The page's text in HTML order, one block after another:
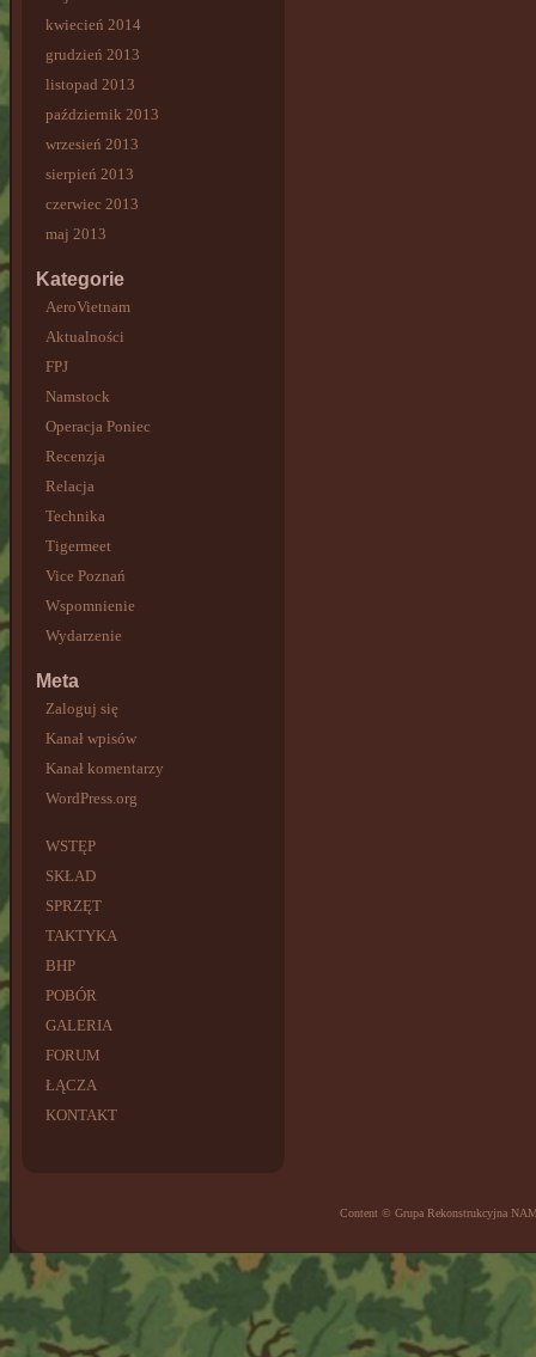
kwiecień 2014
grudzień 2013
listopad 2013
październik 2013
wrzesień 2013
sierpień 2013
czerwiec 2013
maj 2013
Kategorie
AeroVietnam
Aktualności
FPJ
Namstock
Operacja Poniec
Recenzja
Relacja
Technika
Tigermeet
Vice Poznań
Wspomnienie
Wydarzenie
Meta
Zaloguj się
Kanał wpisów
Kanał komentarzy
WordPress.org
WSTĘP
SKŁAD
SPRZĘT
TAKTYKA
BHP
POBÓR
GALERIA
FORUM
ŁĄCZA
KONTAKT
Content © Grupa Rekonstrukcyjna